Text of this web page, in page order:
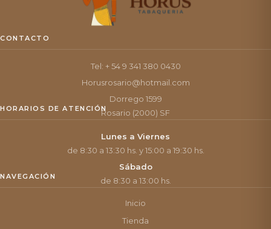
CONTACTO
Tel: + 54 9 341 380 0430
Horusrosario@hotmail.com
Dorrego 1599
Rosario (2000) SF
HORARIOS DE ATENCIÓN
Lunes a Viernes
de 8:30 a 13:30 hs. y 15:00 a 19:30 hs.
Sábado
de 8:30 a 13:00 hs.
NAVEGACIÓN
Inicio
Tienda